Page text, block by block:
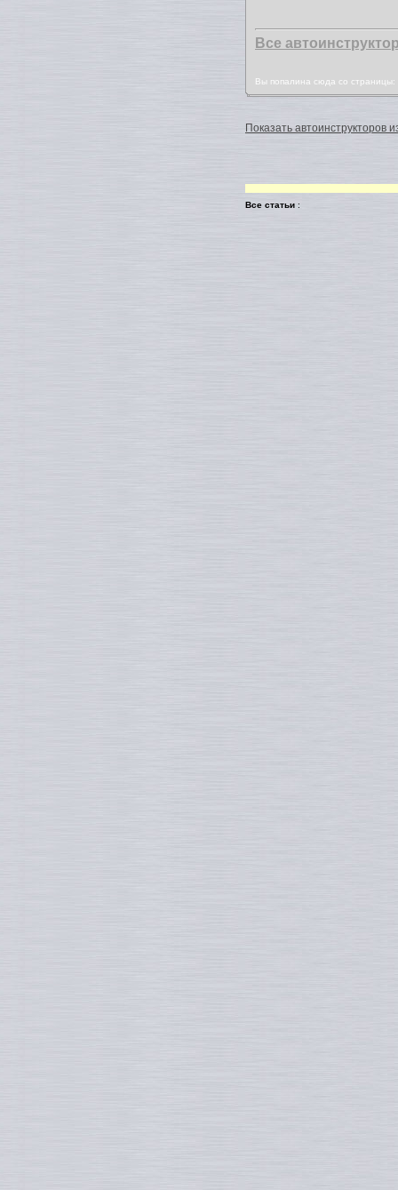
Все
Вы попалина сюда со
Показать автоинструкторов
Все статьи :